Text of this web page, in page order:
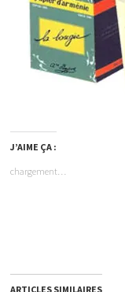
J’AIME ÇA :
chargement…
ARTICLES SIMILAIRES